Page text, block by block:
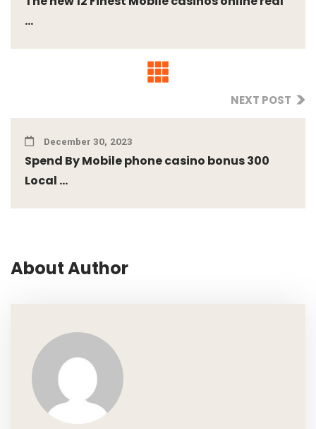
...
NEXT POST
December 30, 2023
Spend By Mobile phone casino bonus 300
Local ...
About Author